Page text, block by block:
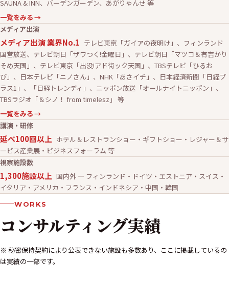
SAUNA & INN、バーデンガーデン、あがりゃんせ 等
一覧をみる→
メディア出演
メディア出演 業界No.1 テレビ東京「ガイアの夜明け」、フィンランド
国営放送、テレビ朝日「ザワつく!金曜日」、テレビ朝日「マツコ＆有吉かり
そめ天国」、テレビ東京「出没!アド街ック天国」、TBSテレビ「ひるお
び」、日本テレビ「ニノさん」、NHK「あさイチ」、日本経済新聞「日経プ
ラス1」、「日経トレンディ」、ニッポン放送「オールナイトニッポン」、
TBSラジオ「＆シノ！ from timelesz」 等
一覧をみる→
講演・研修
延べ100回以上 ホテル＆レストランショー・ギフトショー・レジャー＆サ
ービス産業展・ビジネスフォーラム 等
視察施設数
1,300施設以上 国内外 — フィンランド・ドイツ・エストニア・スイス・
イタリア・アメリカ・フランス・インドネシア・中国・韓国
WORKS
コンサルティング実績
※ 秘密保持契約により公表できない施設も多数あり、ここに掲載しているの
は実績の一部です。